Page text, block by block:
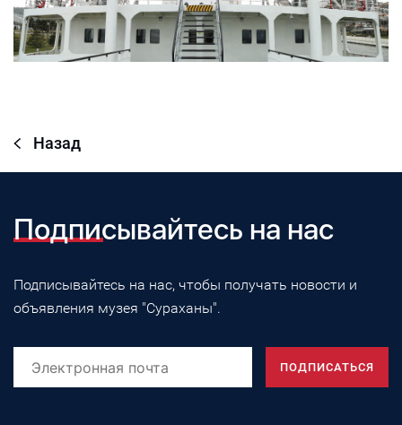
Назад
Подписывайтесь на нас
Подписывайтесь на нас, чтобы получать новости и
объявления музея "Сураханы".